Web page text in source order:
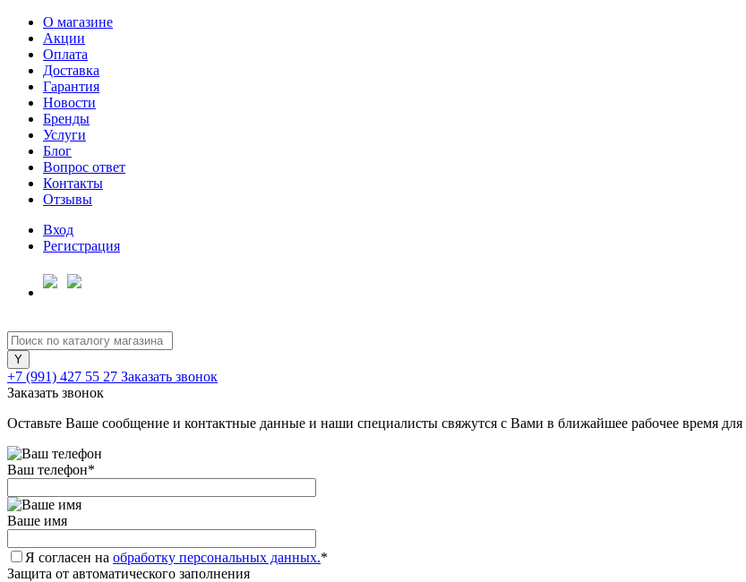
О магазине
Акции
Оплата
Доставка
Гарантия
Новости
Бренды
Услуги
Блог
Вопрос ответ
Контакты
Отзывы
Вход
Регистрация
+7 (991) 427 55 27 Заказать звонок
Заказать звонок
Оставьте Ваше сообщение и контактные данные и наши специалисты свяжутся с Вами в ближайшее рабочее время
Ваш телефон*
Ваше имя
Я согласен на обработку персональных данных.*
Защита от автоматического заполнения
на частибез переплат